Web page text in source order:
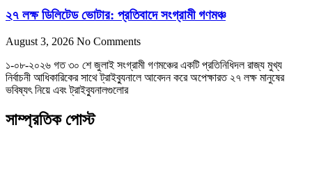
২৭ লক্ষ ডিলিটেড ভোটার: প্রতিবাদে সংগ্রামী গণমঞ্চ
August 3, 2026 No Comments
১-০৮-২০২৬ গত ৩০ শে জুলাই সংগ্রামী গণমঞ্চের একটি প্রতিনিধিদল রাজ্য মুখ্য
নির্বাচনী আধিকারিকের সাথে ট্রাইব্যুনালে আবেদন করে অপেক্ষারত ২৭ লক্ষ মানুষের
ভবিষ্যৎ নিয়ে এবং ট্রাইব্যুনালগুলোর
সাম্প্রতিক পোস্ট